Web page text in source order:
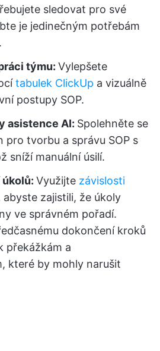
sledovat pro své
je jedinečným potřebám
týmu: Vylepšete
tabulek ClickUp a vizuálně
postupy SOP.
asistence AI: Spolehněte se
pro tvorbu a správu SOP s
sníží manuální úsilí.
Využijte závislosti
abyste zajistili, že úkoly
ve správném pořadí.
dokončení kroků
překážkám a
které by mohly narušit